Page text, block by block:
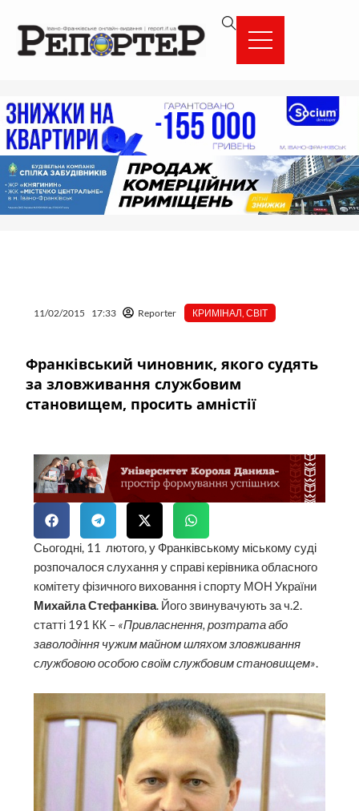
вмісту
11/02/2015 17:33 Reporter КРИМІНАЛ ,СВІТ
Франківський чиновник, якого судять
за зловживання службовим
становищем, просить амністії
Сьогодні, 11 лютого, у Франківському міському суді
розпочалося слухання у справі керівника обласного
комітету фізичного виховання і спорту МОН України
Михайла Стефанківа. Його звинувачують за ч.2.
статті 191 КК – «Привласнення, розтрата або
заволодіння чужим майном шляхом зловживання
службовою особою своїм службовим становищем».